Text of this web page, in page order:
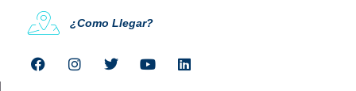
¿Como Llegar?